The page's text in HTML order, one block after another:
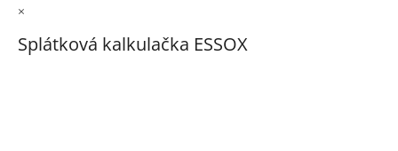
×
Splátková kalkulačka ESSOX